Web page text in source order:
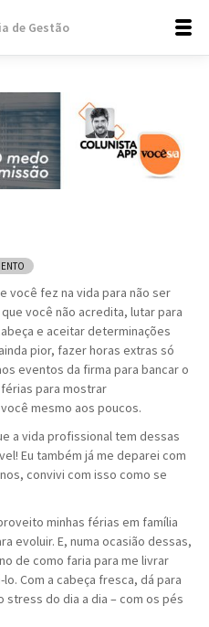
de Gestão
você fez na vida para não ser
você não acredita, lutar para
e aceitar determinações
pior, fazer horas extras só
eventos da firma para bancar o
para mostrar
mesmo aos poucos.
a vida profissional tem dessas
Eu também já me deparei com
convivi com isso como se
minhas férias em família
evoluir. E, numa ocasião dessas,
de como faria para me livrar
Com a cabeça fresca, dá para
do dia a dia – com os pés